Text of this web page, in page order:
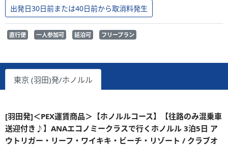
出発日30日前または40日前から取消料発生
直行便 一人参加可 延泊可 フリープラン
東京 (羽田)発/ホノルル
[羽田発]＜PEX運賃商品＞【ホノルルコース】【往路のみ混乗車
送迎付き♪】ANAエコノミークラスで行くホノルル 3泊5日 ア
ウトリガー・リーフ・ワイキキ・ビーチ・リゾート / クラブオ